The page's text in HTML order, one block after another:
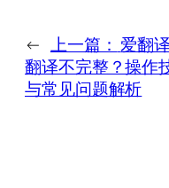
← 上一篇： 爱翻
翻译不完整？操作
与常见问题解析